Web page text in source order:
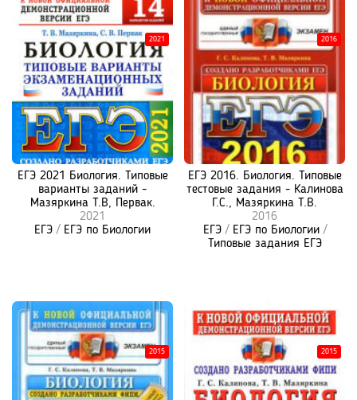
ЕГЭ 2021 Биология. Типовые
варианты заданий -
Мазяркина Т.В, Первак.
2021
ЕГЭ / ЕГЭ по Биологии
2021
ЕГЭ 2016. Биология. Типовые
тестовые задания - Калинова
Г.С., Мазяркина Т.В.
2016
ЕГЭ/ ЕГЭ по Биологии/
Типовые задания ЕГЭ
2016
2015 2015